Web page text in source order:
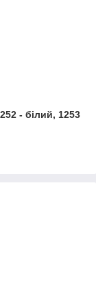
- білий, 1253